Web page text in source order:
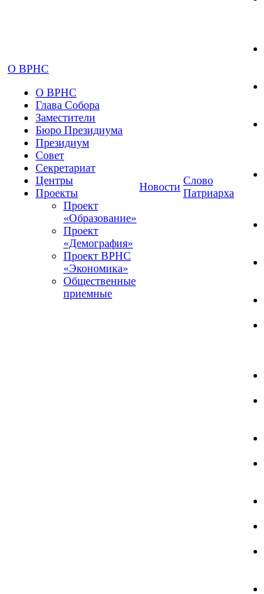
О ВРНС
О ВРНС
Глава Собора
Заместители
Бюро Президиума
Президиум
Совет
Секретариат
Центры
Проекты
Проект
«Образование»
Проект
«Демография»
Проект ВРНС
«Экономика»
Общественные
приемные
Новости
Слово
Патриарха